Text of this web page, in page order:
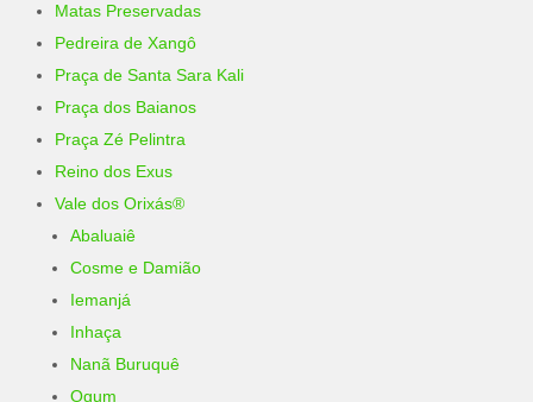
Matas Preservadas
Pedreira de Xangô
Praça de Santa Sara Kali
Praça dos Baianos
Praça Zé Pelintra
Reino dos Exus
Vale dos Orixás®
Abaluaiê
Cosme e Damião
Iemanjá
Inhaça
Nanã Buruquê
Ogum